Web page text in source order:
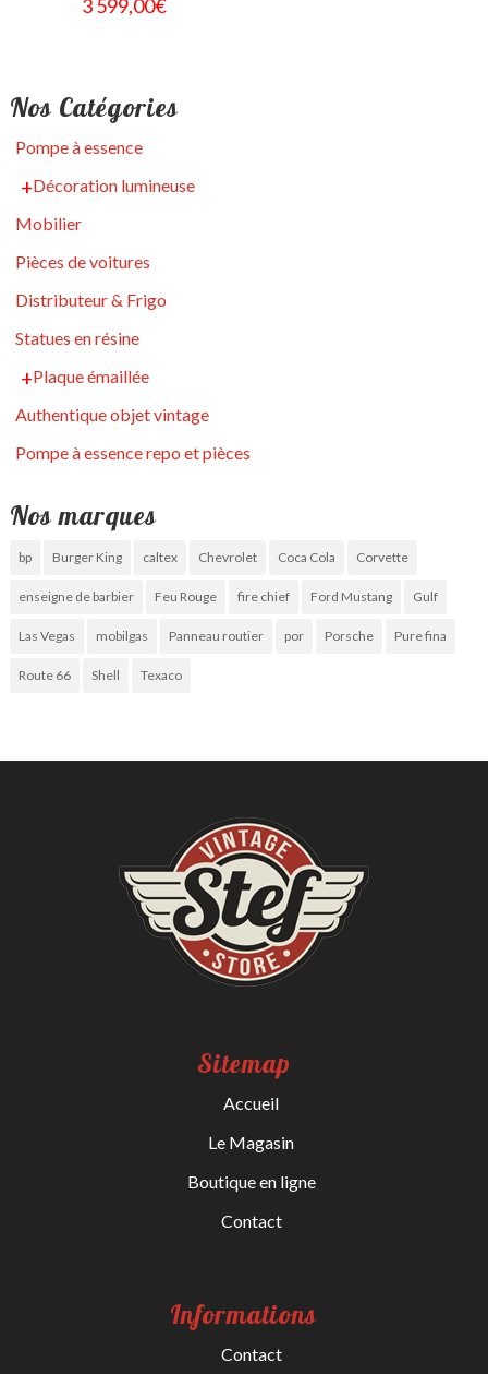
3 599,00€
Nos Catégories
Pompe à essence
Décoration lumineuse
Mobilier
Pièces de voitures
Distributeur & Frigo
Statues en résine
Plaque émaillée
Authentique objet vintage
Pompe à essence repo et pièces
Nos marques
bp Burger King caltex Chevrolet Coca Cola Corvette
enseigne de barbier Feu Rouge fire chief Ford Mustang Gulf
Las Vegas mobilgas Panneau routier por Porsche Pure fina
Route 66 Shell Texaco
Sitemap
Accueil
Le Magasin
Boutique en ligne
Contact
Informations
Contact